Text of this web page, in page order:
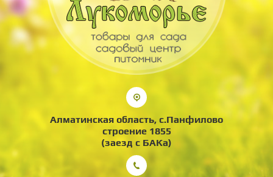
Алматинская область, с.Панфилово
строение 1855
(заезд с БАКа)